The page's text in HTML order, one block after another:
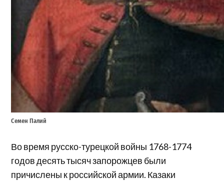
Семен Палий
Во время русско-турецкой войны 1768-1774
годов десять тысяч запорожцев были
причислены к российской армии. Казаки